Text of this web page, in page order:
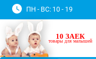
ПН - ВС: 10 - 19
10 ЗАЕК
товары для малышей